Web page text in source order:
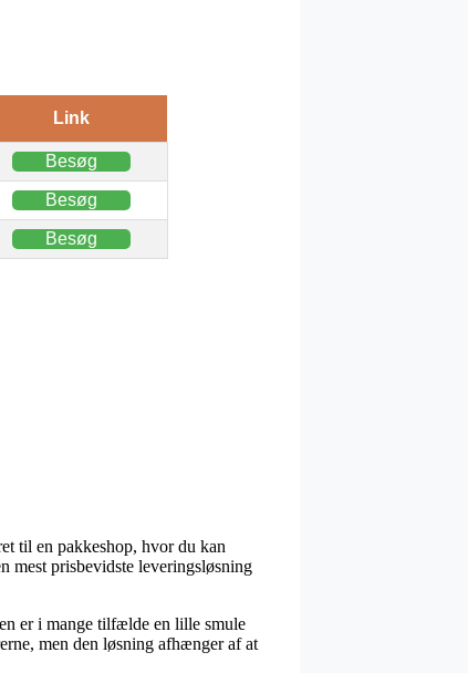
Link
Besøg
Besøg
Besøg
til en pakkeshop, hvor du kan
mest prisbevidste leveringsløsning
er i mange tilfælde en lille smule
men den løsning afhænger af at